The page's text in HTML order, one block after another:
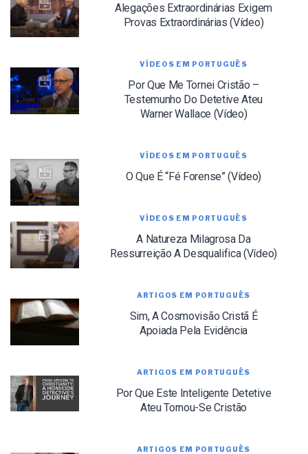
Alegações Extraordinárias Exigem
Provas Extraordinárias (Vídeo)
VÍDEOS EM PORTUGUÊS
Por Que Me Tornei Cristão –
Testemunho Do Detetive Ateu
Warner Wallace (Vídeo)
VÍDEOS EM PORTUGUÊS
O Que É “Fé Forense” (Vídeo)
VÍDEOS EM PORTUGUÊS
A Natureza Milagrosa Da
Ressurreição A Desqualifica (Vídeo)
ARTIGOS EM PORTUGUÊS
Sim, A Cosmovisão Cristã É
Apoiada Pela Evidência
ARTIGOS EM PORTUGUÊS
Por Que Este Inteligente Detetive
Ateu Tornou-Se Cristão
ARTIGOS EM PORTUGUÊS
LET J. WARNER TRAIN YOU!
Subscribe to receive free briefing and training
updates from J. Warner Wallace
We use FloDesk as our marketing automation service. By submitting this form, you
agree that the information you provide will be transferred to FloDesk for processing
in accordance with their Terms of Use and Privacy Policy.